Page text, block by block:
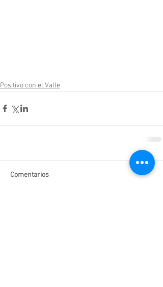
Positivo con el Valle
Comentarios